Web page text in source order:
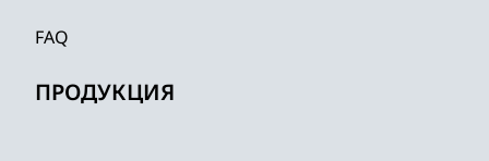
FAQ
ПРОДУКЦИЯ